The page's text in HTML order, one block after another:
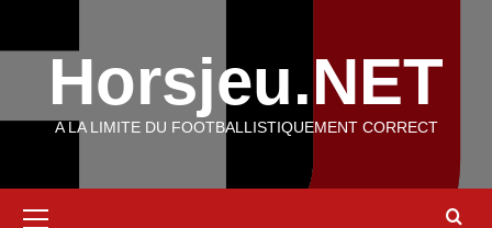
Horsjeu.NET
A LA LIMITE DU FOOTBALLISTIQUEMENT CORRECT
principal